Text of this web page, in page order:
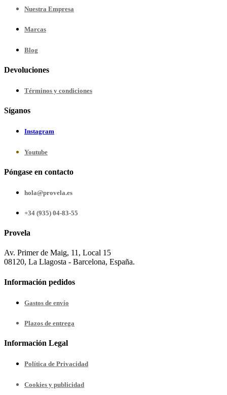
Nuestra Empresa
Marcas
Blog
Devoluciones
Términos y condiciones
Síganos
Instagram
Youtube
Póngase en contacto
hola@provela.es
+34 (935) 04-83-55
Provela
Av. Primer de Maig, 11, Local 15
08120, La Llagosta - Barcelona, España.
Información pedidos
Gastos de envío
Plazos de entrega
Información Legal
Política de Privacidad
Cookies y publicidad